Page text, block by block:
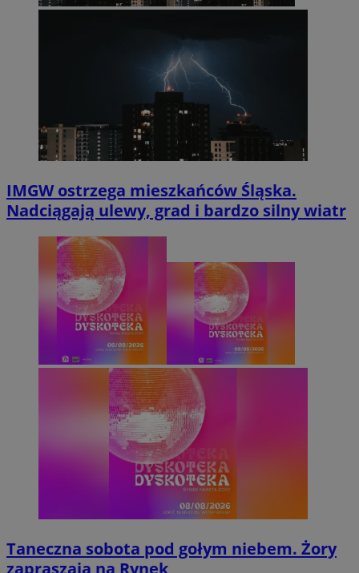
IMGW ostrzega mieszkańców Śląska.
Nadciągają ulewy, grad i bardzo silny wiatr
Taneczna sobota pod gołym niebem. Żory